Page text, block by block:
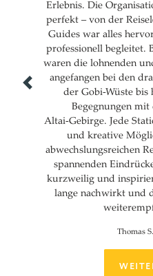
Previous
Erlebnis. Die
perfekt – von der
Guides war alles
professionell begleitet.
waren die lohnenden
angefangen bei den
der Gobi‑Wüste
Begegnungen
Altai‑Gebirge. Jede
und kreative
abwechslungsreichen
spannenden
kurzweilig und
lange nachwirkt und
Thomas